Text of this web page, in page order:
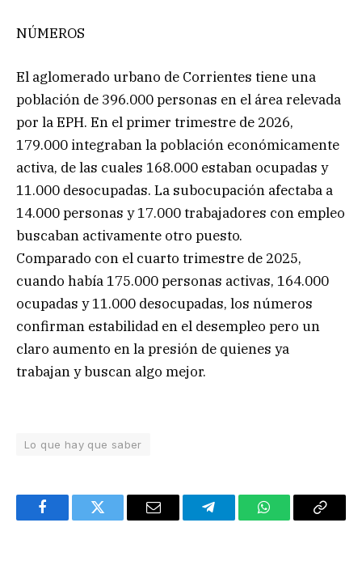
NÚMEROS
El aglomerado urbano de Corrientes tiene una
población de 396.000 personas en el área relevada
por la EPH. En el primer trimestre de 2026,
179.000 integraban la población económicamente
activa, de las cuales 168.000 estaban ocupadas y
11.000 desocupadas. La subocupación afectaba a
14.000 personas y 17.000 trabajadores con empleo
buscaban activamente otro puesto.
Comparado con el cuarto trimestre de 2025,
cuando había 175.000 personas activas, 164.000
ocupadas y 11.000 desocupadas, los números
confirman estabilidad en el desempleo pero un
claro aumento en la presión de quienes ya
trabajan y buscan algo mejor.
Lo que hay que saber
FacebookTwitter Email TelegramWhatsAppCopy